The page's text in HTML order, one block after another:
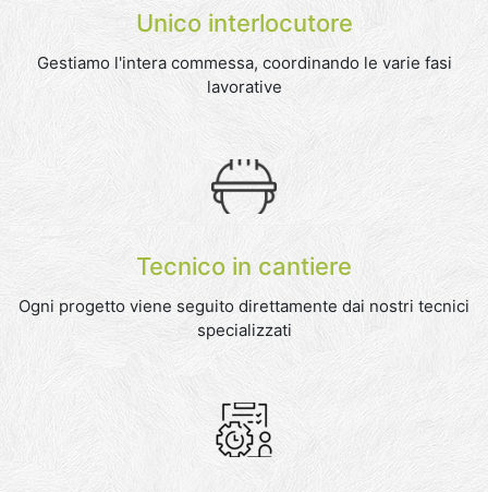
Unico interlocutore
Gestiamo l'intera commessa, coordinando le varie fasi
lavorative
Tecnico in cantiere
Ogni progetto viene seguito direttamente dai nostri tecnici
specializzati